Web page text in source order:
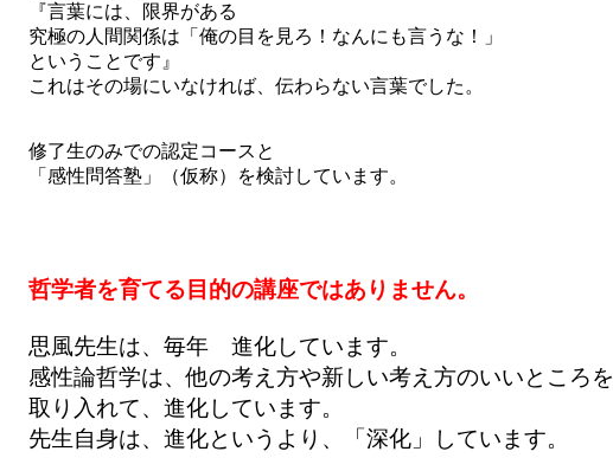
『言葉には、限界がある
究極の人間関係は「俺の目を見ろ！なんにも言うな！」
ということです』
これはその場にいなければ、伝わらない言葉でした。
修了生のみでの認定コースと
「感性問答塾」（仮称）を検討しています。
哲学者を育てる目的の講座ではありません。
思風先生は、毎年 進化しています。
感性論哲学は、他の考え方や新しい考え方のいいところを
取り入れて、進化しています。
先生自身は、進化というより、「深化」しています。